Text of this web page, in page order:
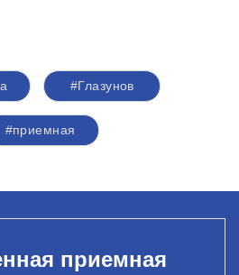
#Глазунов
#приемная
приемная